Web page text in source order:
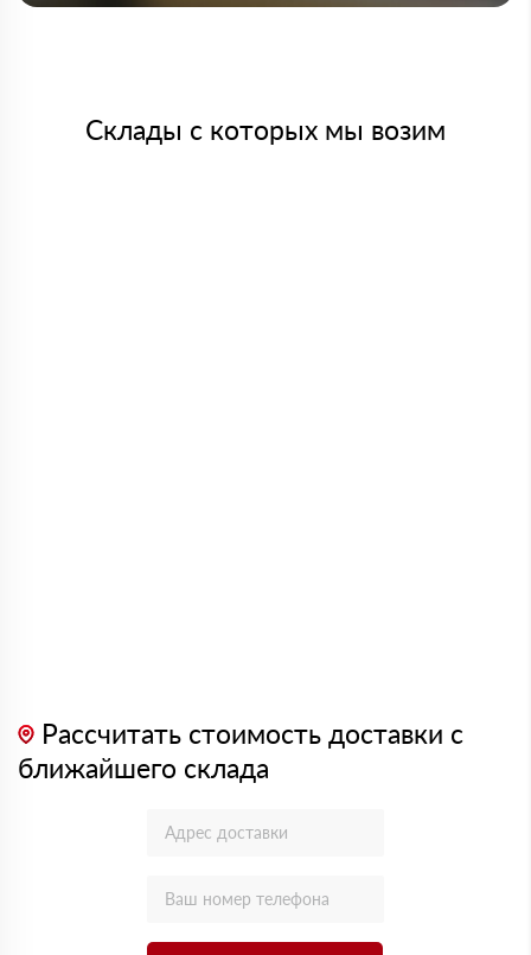
Склады с которых мы возим
Рассчитать стоимость доставки с
ближайшего склада